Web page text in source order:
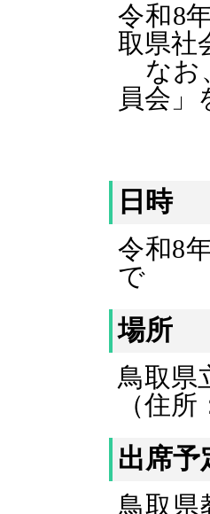
令和8
取県社
なお
員会」
日時
令和8
で
場所
鳥取
（住
出席予
鳥取県